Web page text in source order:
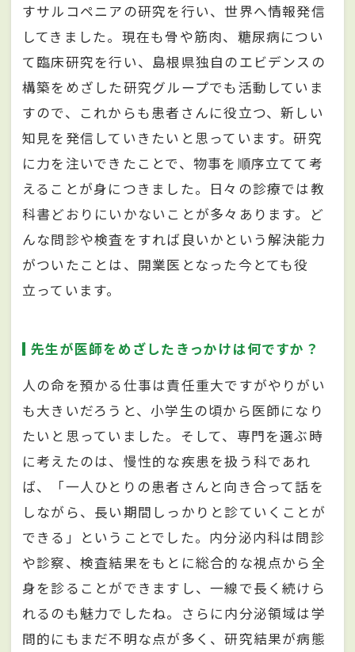
すサルコペニアの研究を行い、世界へ情報発信
してきました。現在も骨や筋肉、糖尿病につい
て臨床研究を行い、島根県独自のエビデンスの
構築をめざした研究グループでも活動していま
すので、これからも患者さんに役立つ、新しい
知見を発信していきたいと思っています。研究
に力を注いできたことで、物事を順序立てて考
えることが身につきました。日々の診療では教
科書どおりにいかないことが多々あります。ど
んな問診や検査をすれば良いかという解決能力
がついたことは、開業医となった今とても役
立っています。
先生が医師をめざしたきっかけは何ですか？
人の命を預かる仕事は責任重大ですがやりがい
も大きいだろうと、小学生の頃から医師になり
たいと思っていました。そして、専門を選ぶ時
に考えたのは、慢性的な疾患を扱う科であれ
ば、「一人ひとりの患者さんと向き合って話を
しながら、長い期間しっかりと診ていくことが
できる」ということでした。内分泌内科は問診
や診察、検査結果をもとに総合的な視点から全
身を診ることができますし、一線で長く続けら
れるのも魅力でしたね。さらに内分泌領域は学
問的にもまだ不明な点が多く、研究結果が病態